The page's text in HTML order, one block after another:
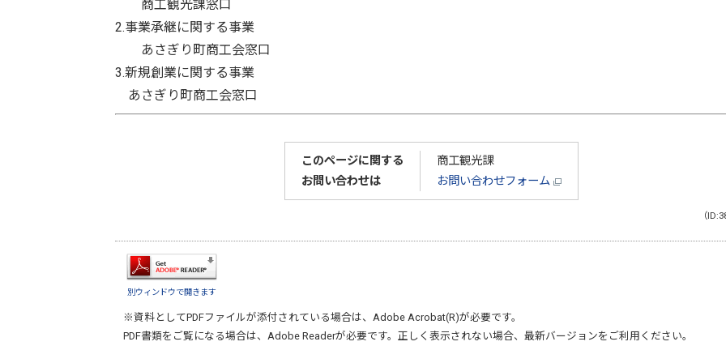
商工観光課窓口
2.事業承継に関する事業
あさぎり町商工会窓口
3.新規創業に関する事業
あさぎり町商工会窓口
このページに関する
お問い合わせは
商工観光課
お問い合わせフォーム
（
別ウィンドウで開きます
※資料としてPDFファイルが添付されている場合は、 Adobe Acrobat(R)が必要です。
PDF書類をご覧になる場合は、 Adobe Readerが必要です。正しく表示されない場合、最新バージョンをご利用ください。